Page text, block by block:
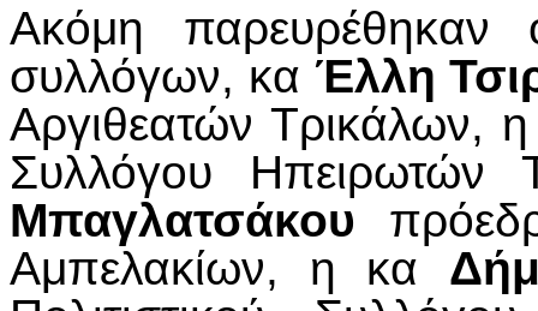
Ακόμη παρευρέθηκαν
συλλόγων, κα Έλλη
Αργιθεατών Τρικάλων,
Συλλόγου Ηπειρωτών
Μπαγλατσάκου
Αμπελακίων, η κα